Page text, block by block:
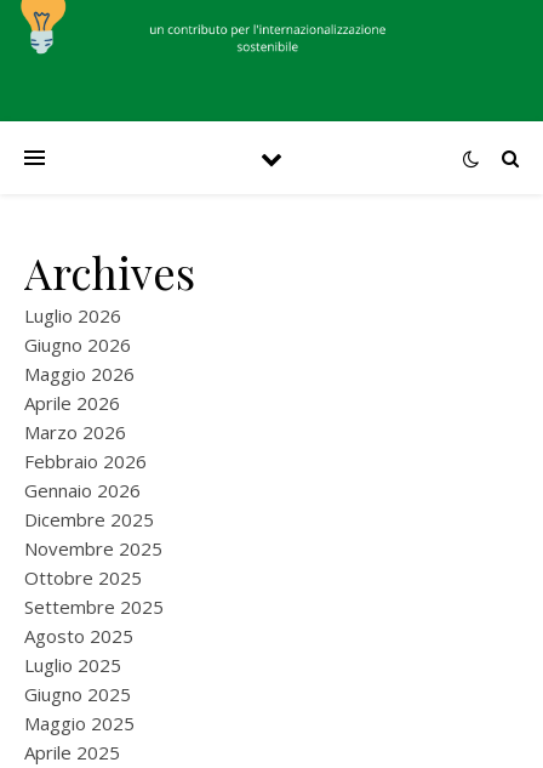
Archives
Luglio 2026
Giugno 2026
Maggio 2026
Aprile 2026
Marzo 2026
Febbraio 2026
Gennaio 2026
Dicembre 2025
Novembre 2025
Ottobre 2025
Settembre 2025
Agosto 2025
Luglio 2025
Giugno 2025
Maggio 2025
Aprile 2025